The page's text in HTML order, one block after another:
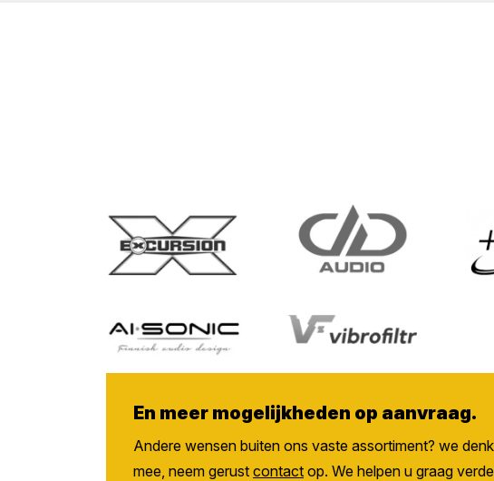
En meer mogelijkheden op aanvraag.
Andere wensen buiten ons vaste assortiment? we
mee, neem gerust contact op. We helpen u graag